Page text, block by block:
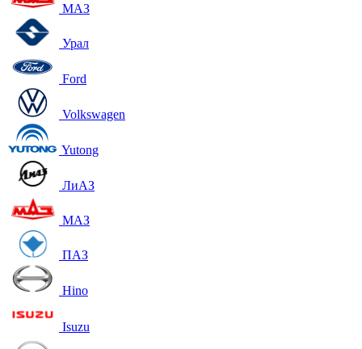
МАЗ
Урал
Ford
Volkswagen
Yutong
ЛиАЗ
МАЗ
ПАЗ
Hino
Isuzu